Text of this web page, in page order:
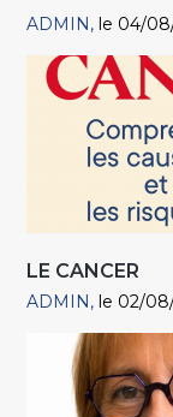
ADMIN le 04/
LE CANCER
ADMIN le 02/